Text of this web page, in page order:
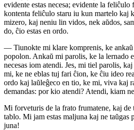
evidente estas necesa; evidente la
kontenta feliĉulo staru iu kun martelo kaj
mizero, kaj neniu lin vidos, nek aŭdos,
do, ĉio estas en ordo.
— Tiunokte mi klare komprenis, ke
popolon. Ankaŭ mi parolis, ke la lernado
necesas iom atendi. Jes, mi tiel parolis,
mi, ke ne eblas tuj fari ĉion, ke ĉiu ideo
ordo kaj laŭleĝeco en tio, ke mi, viva kaj
demandas: por kio atendi? Atendi, kiam
Mi forveturis de la frato frumatene, kaj
tablo. Mi jam estas maljuna kaj ne
juna!